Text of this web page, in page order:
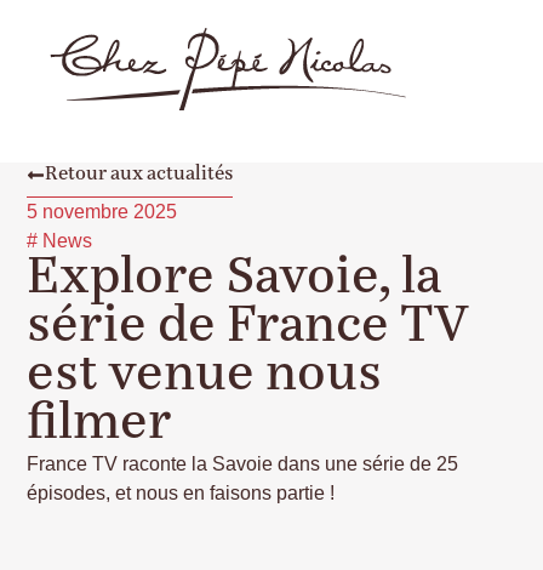
Retour aux actualités
5 novembre 2025
# News
Explore Savoie, la
série de France TV
est venue nous
filmer
France TV raconte la Savoie dans une série de 25
épisodes, et nous en faisons partie !